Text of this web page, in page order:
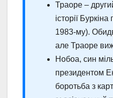
Траоре –
історії
1983-му).
але Траоре
Нобоа, син
президентом
боротьба з